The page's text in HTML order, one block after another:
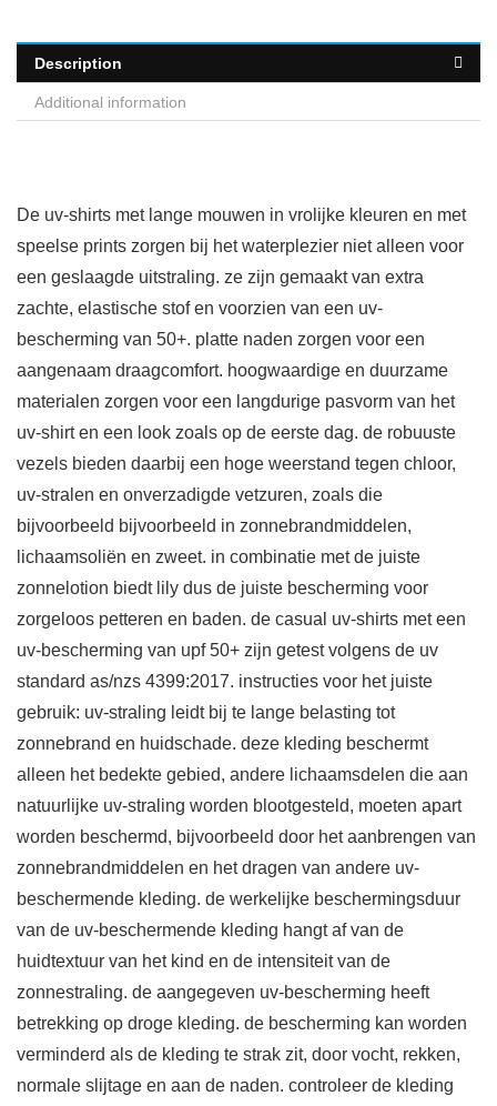
Description
Additional information
De uv-shirts met lange mouwen in vrolijke kleuren en met
speelse prints zorgen bij het waterplezier niet alleen voor
een geslaagde uitstraling. ze zijn gemaakt van extra
zachte, elastische stof en voorzien van een uv-
bescherming van 50+. platte naden zorgen voor een
aangenaam draagcomfort. hoogwaardige en duurzame
materialen zorgen voor een langdurige pasvorm van het
uv-shirt en een look zoals op de eerste dag. de robuuste
vezels bieden daarbij een hoge weerstand tegen chloor,
uv-stralen en onverzadigde vetzuren, zoals die
bijvoorbeeld bijvoorbeeld in zonnebrandmiddelen,
lichaamsoliën en zweet. in combinatie met de juiste
zonnelotion biedt lily dus de juiste bescherming voor
zorgeloos petteren en baden. de casual uv-shirts met een
uv-bescherming van upf 50+ zijn getest volgens de uv
standard as/nzs 4399:2017. instructies voor het juiste
gebruik: uv-straling leidt bij te lange belasting tot
zonnebrand en huidschade. deze kleding beschermt
alleen het bedekte gebied, andere lichaamsdelen die aan
natuurlijke uv-straling worden blootgesteld, moeten apart
worden beschermd, bijvoorbeeld door het aanbrengen van
zonnebrandmiddelen en het dragen van andere uv-
beschermende kleding. de werkelijke beschermingsduur
van de uv-beschermende kleding hangt af van de
huidtextuur van het kind en de intensiteit van de
zonnestraling. de aangegeven uv-bescherming heeft
betrekking op droge kleding. de bescherming kan worden
verminderd als de kleding te strak zit, door vocht, rekken,
normale slijtage en aan de naden. controleer de kleding